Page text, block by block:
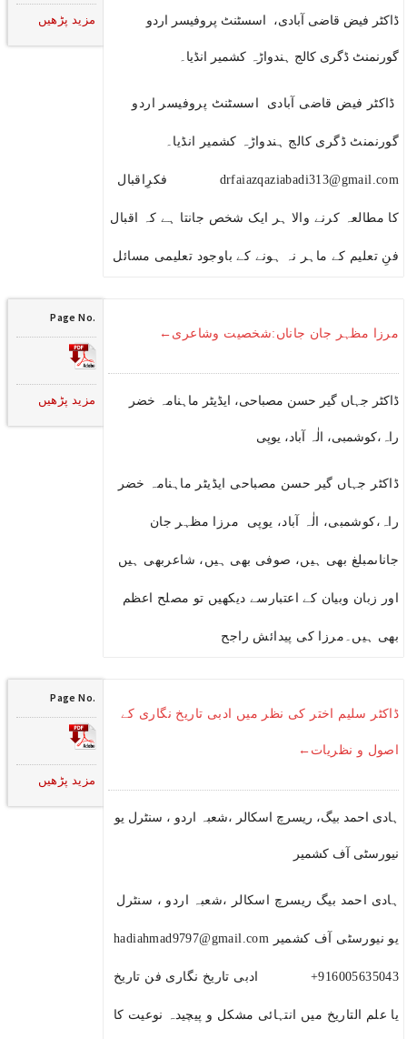
ڈاکٹر فیض قاضی آبادی، اسسٹنٹ پروفیسر اردو
گورنمنٹ ڈگری کالج ہندواڑہ کشمیر انڈیا۔
ڈاکٹر فیض قاضی آبادی اسسٹنٹ پروفیسر اردو
گورنمنٹ ڈگری کالج ہندواڑہ کشمیر انڈیا۔
drfaiazqaziabadi313@gmail.com فکرِاقبال
کا مطالعہ کرنے والا ہر ایک شخص جانتا ہے کہ اقبال
فنِ تعلیم کے ماہر نہ ہونے کے باوجود تعلیمی مسائل
مزید پڑھیں
مرزا مظہر جان جاناں:شخصیت وشاعری←
ڈاکٹر جہاں گیر حسن مصباحی، ایڈیٹر ماہنامہ خضر
راہ،کوشمبی، الٰہ آباد، یوپی
ڈاکٹر جہاں گیر حسن مصباحی ایڈیٹر ماہنامہ خضر
راہ،کوشمبی، الٰہ آباد، یوپی مرزا مظہر جان
جاناںمبلغ بھی ہیں، صوفی بھی ہیں، شاعربھی ہیں
اور زبان وبیان کے اعتبارسے دیکھیں تو مصلح اعظم
بھی ہیں۔مرزا کی پیدائش راجح
Page No.
مزید پڑھیں
ڈاکٹر سلیم اختر کی نظر میں ادبی تاریخ نگاری کے
اصول و نظریات←
ہادی احمد بیگ، ریسرچ اسکالر ،شعبہ اردو ، سنٹرل یو
نیورسٹی آف کشمیر
ہادی احمد بیگ ریسرچ اسکالر ،شعبہ اردو ، سنٹرل
یو نیورسٹی آف کشمیر hadiahmad9797@gmail.com
+916005635043 ادبی تاریخ نگاری فن تاریخ
یا علم التاریخ میں انتہائی مشکل و پیچیدہ نوعیت کا
Page No.
مزید پڑھیں